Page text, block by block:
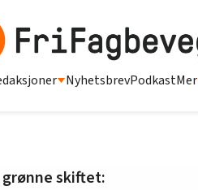
NyhetsbrevPodkastMer
skiftet: